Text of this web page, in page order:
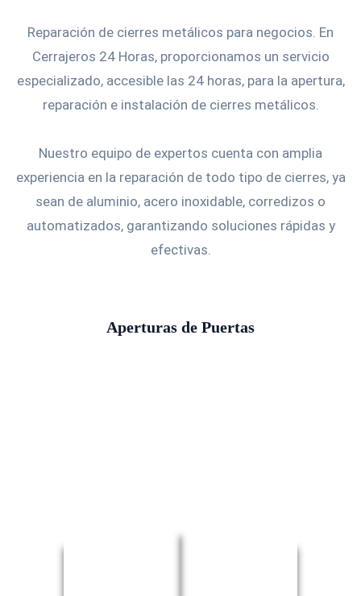
Reparación de cierres metálicos para negocios. En
Cerrajeros 24 Horas, proporcionamos un servicio
especializado, accesible las 24 horas, para la apertura,
reparación e instalación de cierres metálicos.
Nuestro equipo de expertos cuenta con amplia
experiencia en la reparación de todo tipo de cierres, ya
sean de aluminio, acero inoxidable, corredizos o
automatizados, garantizando soluciones rápidas y
efectivas.
Aperturas de Puertas